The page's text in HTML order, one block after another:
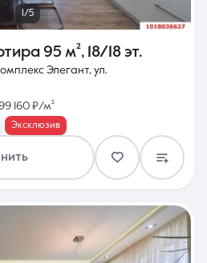
1/5
95 м², 18/18 эт.
Элегант, ул.
160 ₽/м²
Эксклюзив